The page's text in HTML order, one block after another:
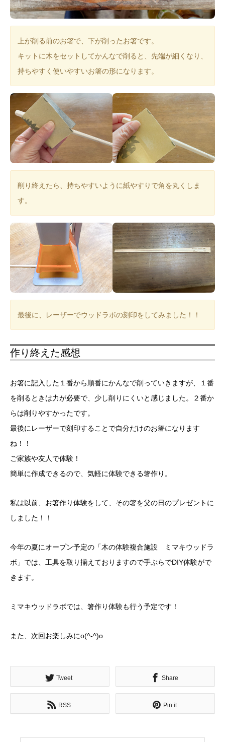
上が削る前のお箸で、下が削ったお箸です。
キットに木をセットしてかんなで削ると、先端が細くなり、
持ちやすく使いやすいお箸の形になります。
削り終えたら、持ちやすいように紙やすりで角を丸くしま
す。
最後に、レーザーでウッドラボの刻印をしてみました！！
作り終えた感想
お箸に記入した１番から順番にかんなで削っていきますが、１番
を削るときは力が必要で、少し削りにくいと感じました。２番か
らは削りやすかったです。
最後にレーザーで刻印することで自分だけのお箸になります
ね！！
ご家族や友人で体験！
簡単に作成できるので、気軽に体験できる箸作り。
私は以前、お箸作り体験をして、その箸を父の日のプレゼントに
しました！！
今年の夏にオープン予定の「木の体験複合施設 ミマキウッドラ
ボ」では、工具を取り揃えておりますので手ぶらでDIY体験がで
きます。
ミマキウッドラボでは、箸作り体験も行う予定です！
また、次回お楽しみにo(^-^)o
Tweet Share
RSS Pin it